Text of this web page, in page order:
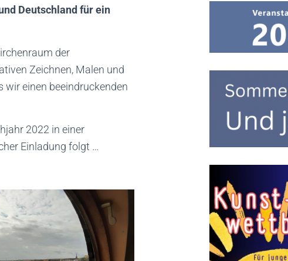
Deutschland für ein
der
Zeichnen, Malen und
wir einen beeindruckenden
2022 in einer
Einladung folgt …